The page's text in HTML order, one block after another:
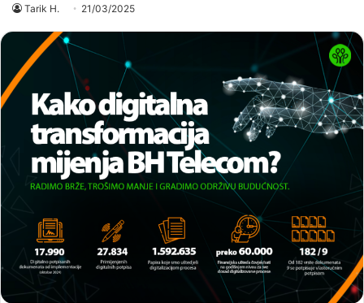
Tarik H. 21/03/2025